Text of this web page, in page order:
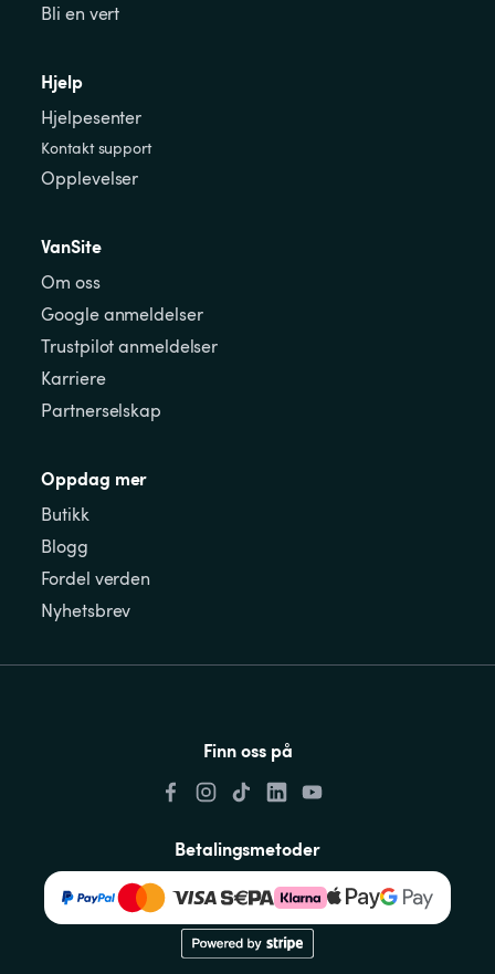
Bli en vert
Hjelp
Hjelpesenter
Kontakt support
Opplevelser
VanSite
Om oss
Google anmeldelser
Trustpilot anmeldelser
Karriere
Partnerselskap
Oppdag mer
Butikk
Blogg
Fordel verden
Nyhetsbrev
Finn oss på
Betalingsmetoder